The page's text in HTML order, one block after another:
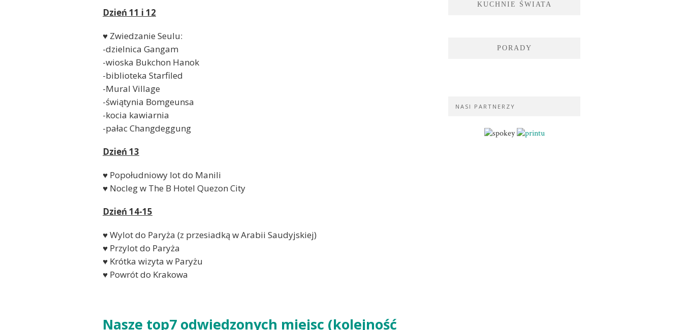
Dzień 11 i 12
♥ Zwiedzanie Seulu:
-dzielnica Gangam
-wioska Bukchon Hanok
-biblioteka Starfiled
-Mural Village
-świątynia Bomgeunsa
-kocia kawiarnia
-pałac Changdeggung
Dzień 13
♥ Popołudniowy lot do Manili
♥ Nocleg w The B Hotel Quezon City
Dzień 14-15
♥ Wylot do Paryża (z przesiadką w Arabii Saudyjskiej)
♥ Przylot do Paryża
♥ Krótka wizyta w Paryżu
♥ Powrót do Krakowa
Nasze top7 odwiedzonych miejsc (kolejność
KUCHNIE ŚWIATA
PORADY
NASI PARTNERZY